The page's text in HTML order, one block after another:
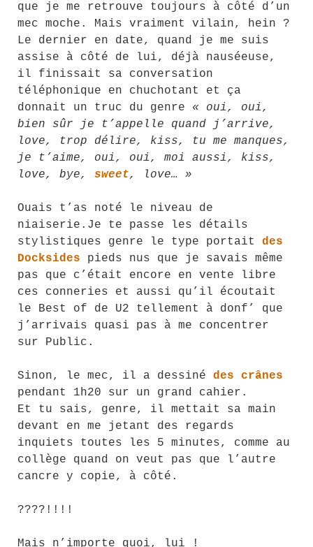
que je me retrouve toujours à côté d’un
mec moche. Mais vraiment vilain, hein ?
Le dernier en date, quand je me suis
assise à côté de lui, déjà nauséeuse,
il finissait sa conversation
téléphonique en chuchotant et ça
donnait un truc du genre « oui, oui,
bien sûr je t’appelle quand j’arrive,
love, trop délire, kiss, tu me manques,
je t’aime, oui, oui, moi aussi, kiss,
love, bye, sweet, love… »
Ouais t’as noté le niveau de
niaiserie.Je te passe les détails
stylistiques genre le type portait des
Docksides pieds nus que je savais même
pas que c’était encore en vente libre
ces conneries et aussi qu’il écoutait
le Best of de U2 tellement à donf’ que
j’arrivais quasi pas à me concentrer
sur Public.
Sinon, le mec, il a dessiné des crânes
pendant 1h20 sur un grand cahier.
Et tu sais, genre, il mettait sa main
devant en me jetant des regards
inquiets toutes les 5 minutes, comme au
collège quand on veut pas que l’autre
cancre y copie, à côté.
????!!!!
Mais n’importe quoi, lui !